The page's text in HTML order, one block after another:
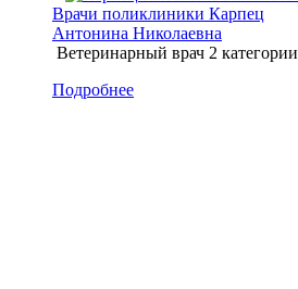
Врачи поликлиники Карпец
Антонина Николаевна
Ветеринарный врач 2 категории
Подробнее